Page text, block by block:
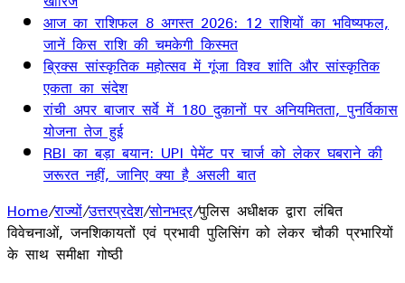
आज का राशिफल 8 अगस्त 2026: 12 राशियों का भविष्यफल,
जानें किस राशि की चमकेगी किस्मत
ब्रिक्स सांस्कृतिक महोत्सव में गूंजा विश्व शांति और सांस्कृतिक
एकता का संदेश
रांची अपर बाजार सर्वे में 180 दुकानों पर अनियमितता, पुनर्विकास
योजना तेज हुई
RBI का बड़ा बयान: UPI पेमेंट पर चार्ज को लेकर घबराने की
जरूरत नहीं, जानिए क्या है असली बात
Home/राज्यों/उत्तरप्रदेश/सोनभद्र/पुलिस अधीक्षक द्वारा लंबित
विवेचनाओं, जनशिकायतों एवं प्रभावी पुलिसिंग को लेकर चौकी प्रभारियों
के साथ समीक्षा गोष्ठी